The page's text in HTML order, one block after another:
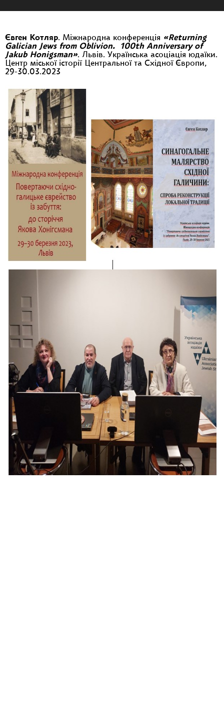
Євген Котляр. Міжнародна конференція «Returning
Galician Jews from Oblivion.
100th Anniversary of
Jakub Honigsman». Львів. Українська асоціація юдаїки.
Центр міської історії Центральної та Східної Європи,
29-30.03.2023